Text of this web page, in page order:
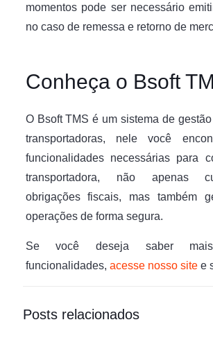
momentos pode ser necessário
no caso de remessa e retorno de
Conheça o Bsoft
O Bsoft TMS é um sistema de
transportadoras, nele você
funcionalidades necessárias para
transportadora, não apenas
obrigações fiscais, mas também
operações de forma segura.
Se você deseja saber
funcionalidades, acesse nosso sitee
Posts relacionados